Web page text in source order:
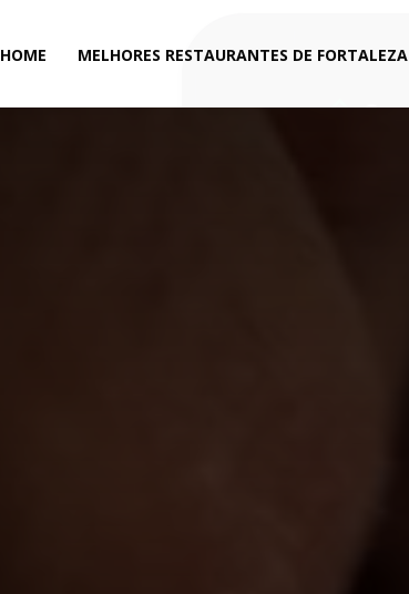
HOME MELHORES RESTAURANTES DE FORTALEZA